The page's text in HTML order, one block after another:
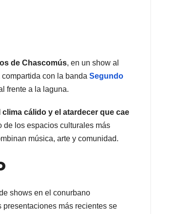
de Chascomús, en un show al
con la banda Segundo
frente a la laguna.
cálido y el atardecer que cae
de los espacios culturales más
música, arte y comunidad.
shows en el conurbano
más recientes se